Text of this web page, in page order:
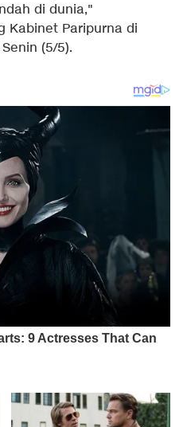
di dunia,"
Kabinet Paripurna di
(5/5).